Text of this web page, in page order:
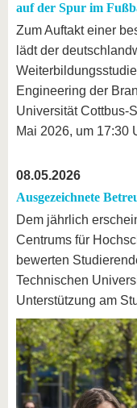
auf der Spur im
Zum Auftakt einer
lädt der
Engineering der
Universität Cottbus-
Mai 2026, um 17:30
08.05.2026
Ausgezeichnete
Dem jährlich
Centrums für
bewerten
Technischen
Unterstützung am